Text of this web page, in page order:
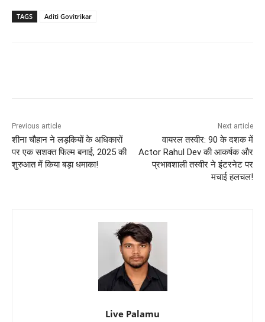
TAGS Aditi Govitrikar
Previous article
शीना चौहान ने लड़कियों के अधिकारों
पर एक सशक्त फिल्म बनाई, 2025 की
शुरुआत में किया बड़ा धमाका!
Next article
वायरल तस्वीर: 90 के दशक में
Actor Rahul Dev की आकर्षक और
प्रभावशाली तस्वीर ने इंटरनेट पर
मचाई हलचल!
Live Palamu